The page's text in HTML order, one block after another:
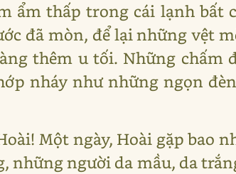
ẩm thấp trong cái lạnh bất
đã mòn, để lại những vệt
thêm u tối. Những chấm
nháy như những ngọn
Một ngày, Hoài gặp bao
người da mầu, da